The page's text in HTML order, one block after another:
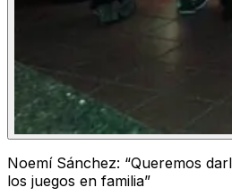
Noemí Sánchez: “Queremos
los juegos en familia”